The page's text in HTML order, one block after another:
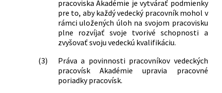
pracoviska Akadémie je vytvárať podmienky
pre to, aby každý vedecký pracovník mohol v
rámci uložených úloh na svojom pracovisku
plne rozvíjať svoje tvorivé schopnosti a
zvyšovať svoju vedeckú kvalifikáciu.
(3)
Práva a povinnosti pracovníkov vedeckých
pracovísk Akadémie upravia pracovné
poriadky pracovísk.